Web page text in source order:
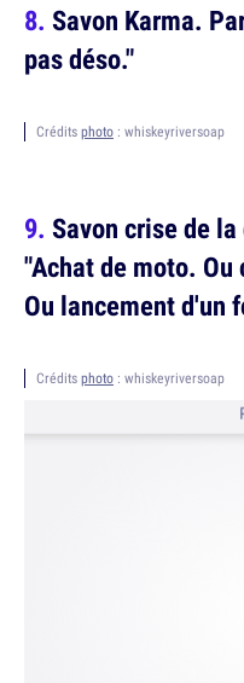
Savon Karma.
pas déso."
Crédits photo : whiskeyriversoap
Savon crise de
"Achat de moto.
Ou lancement d'un
Crédits photo : whiskeyriversoap